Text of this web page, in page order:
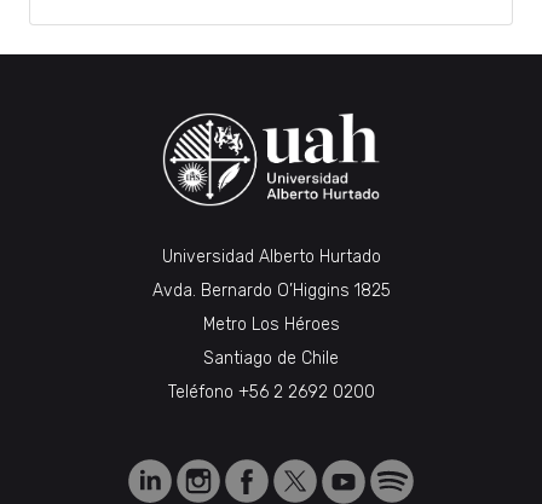
Universidad Alberto Hurtado
Avda. Bernardo O’Higgins 1825
Metro Los Héroes
Santiago de Chile
Teléfono +56 2 2692 0200